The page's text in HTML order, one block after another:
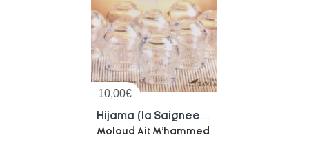
10,00€
Moloud Ait M'hammed